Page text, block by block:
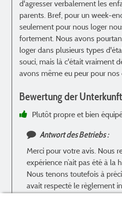
d'agresser verbalement les
parents. Bref, pour un week-
seulement pour nous loger
fortement. Nous avons
loger dans plusieurs types
souci, mais là c'était vraiment
avons même eu peur pour nos
Bewertung der Unterkunft
Plutôt propre et bien
Antwort des Betriebs :
Merci pour votre avis. Nous
expérience n’ait pas été à la
Nous tenons toutefois à
avait respecté le règlement